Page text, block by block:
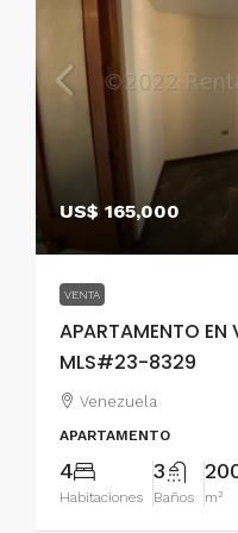
US$ 165,000
VENTA
APARTAMENTO EN
MLS#23-8329
Venezuela
APARTAMENTO
4
Habitaciones
3
Baños m²